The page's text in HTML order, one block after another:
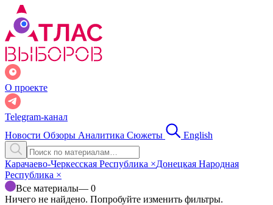
О проекте
Telegram-канал
Новости Обзоры Аналитика Сюжеты English
Карачаево-Черкесская Республика ×Донецкая Народная
Республика ×
Все материалы— 0
Ничего не найдено. Попробуйте изменить фильтры.